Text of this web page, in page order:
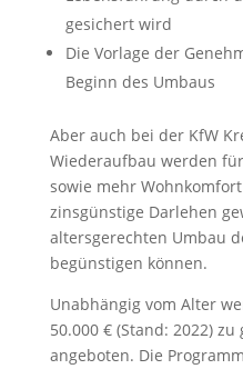
gesichert wird
Die Vorlage der
Beginn des Umbaus
Aber auch bei der KfW
Wiederaufbau werden
sowie mehr
zinsgünstige Darlehen
altersgerechten Umbau
begünstigen können.
Unabhängig vom Alter
50.000 € (Stand: 2022)
angeboten. Die